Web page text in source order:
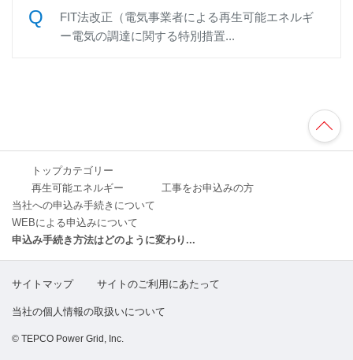
FIT法改正（電気事業者による再生可能エネルギ
ー電気の調達に関する特別措置...
TO
P
へ
トップカテゴリー
再生可能エネルギー
工事をお申込みの方
当社への申込み手続きについて
WEBによる申込みについて
申込み手続き方法はどのように変わり...
サイトマップ サイトのご利用にあたって
当社の個人情報の取扱いについて
© TEPCO Power Grid, Inc.